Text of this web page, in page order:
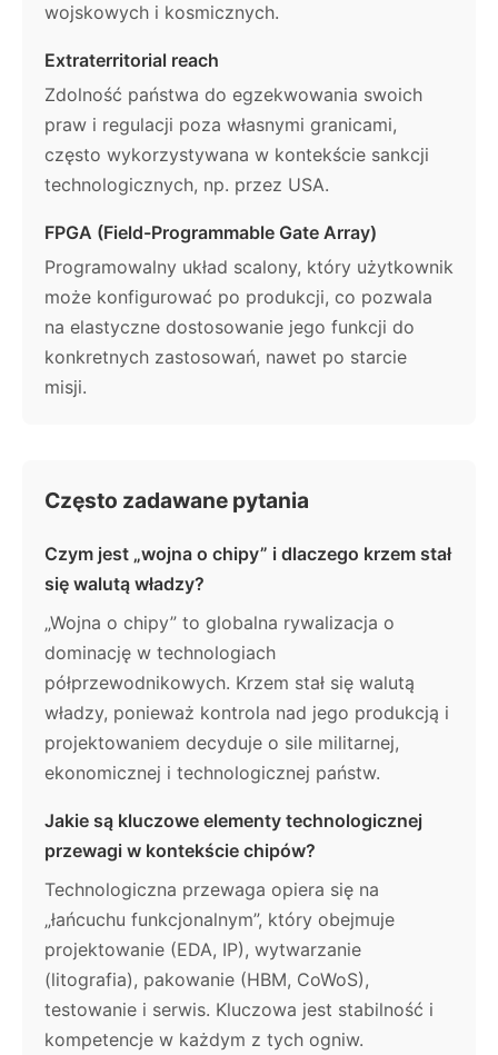
wojskowych i kosmicznych.
Extraterritorial reach
Zdolność państwa do egzekwowania swoich
praw i regulacji poza własnymi granicami,
często wykorzystywana w kontekście sankcji
technologicznych, np. przez USA.
FPGA (Field-Programmable Gate Array)
Programowalny układ scalony, który użytkownik
może konfigurować po produkcji, co pozwala
na elastyczne dostosowanie jego funkcji do
konkretnych zastosowań, nawet po starcie
misji.
Często zadawane pytania
Czym jest „wojna o chipy” i dlaczego krzem stał
się walutą władzy?
„Wojna o chipy” to globalna rywalizacja o
dominację w technologiach
półprzewodnikowych. Krzem stał się walutą
władzy, ponieważ kontrola nad jego produkcją i
projektowaniem decyduje o sile militarnej,
ekonomicznej i technologicznej państw.
Jakie są kluczowe elementy technologicznej
przewagi w kontekście chipów?
Technologiczna przewaga opiera się na
„łańcuchu funkcjonalnym”, który obejmuje
projektowanie (EDA, IP), wytwarzanie
(litografia), pakowanie (HBM, CoWoS),
testowanie i serwis. Kluczowa jest stabilność i
kompetencje w każdym z tych ogniw.